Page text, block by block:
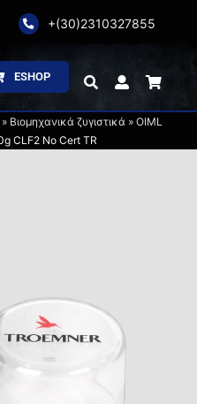
+(30)2310327855
ESHOP
» Βιομηχανικά ζυγιστικά » OIML
CLF2 No Cert TR